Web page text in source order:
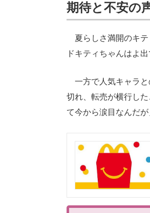
期待と不安の
夏らしさ満開のキテ
ドキティちゃんはよ
一方で人気キャラと
切れ、転売が横行し
て今から涙目なんだ